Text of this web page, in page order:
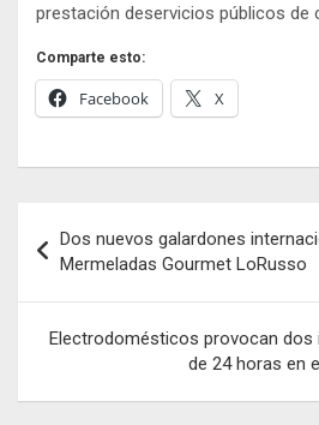
prestación deservicios públicos de
Comparte esto:
Facebook X
de
entradas
Dos nuevos galardones
Mermeladas Gourmet LoRusso
Electrodomésticos provocan dos
de 24 horas en